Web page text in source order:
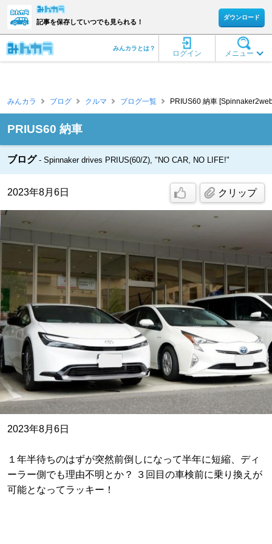
記事を保存していつでも見られる！
ダウンロード
メニュー
ログイン
みんカラとは？
みんカラ ブログ クルマ ブログ一覧 PRIUS60 納車
PRIUS60 納車
ブログ Spinnaker drives PRIUS(60/Z), "NO CAR, NO LIFE!"
2023年8月6日 クリップ
2023年8月6日
１年半待ちのはずが突然前倒しになって半年に短縮、ディ
ーラー側でも理由不明とか？ ３回目の車検前に乗り換えが
可能となってラッキー！